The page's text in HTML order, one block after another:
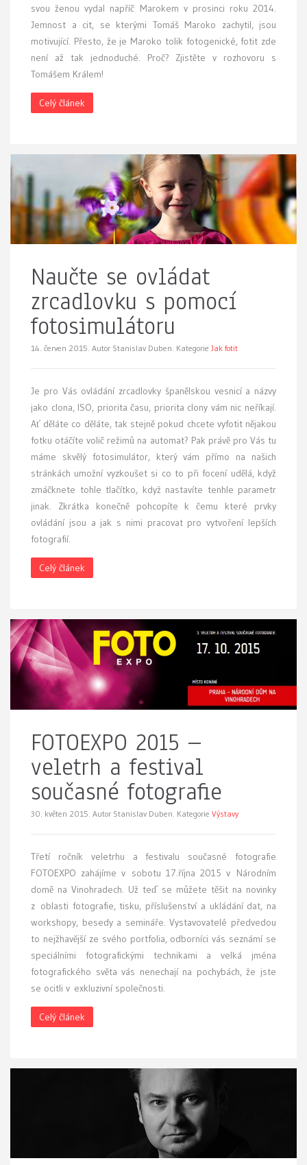
svou ženou vydal napříč Marokem v prosinci roku 2014.
Jemnost a cit, se kterými Tomáš Maroko zachytil, jsou
motivující. Přesto, že je Maroko tolik fotogenické, fotit zde
není až tak jednoduché. Proč? Zjistěte v rozhovoru s
Tomášem Králem!
Celý článek
Naučte se ovládat
zrcadlovku s pomocí
fotosimulátoru
14. červen 2015. Autor Stanislav Duben. Kategorie Jak fotit
Je pro Vás ovládání zrcadlovky španělskou vesnicí a názvy
jako clona, ISO, priorita času, priorita clony vám nic neříkají.
Ať děláte co děláte, tak stejně pokud chcete vyfotit nějakou
fotku otáčíte volič režimů na automat? Pak právě pro Vás tu
máme skvělý fotosimulátor, který vám přímo na našich
stránkách umožní vyzkoušet si co to při focení udělá, když
zmáčknete tohle tlačítko, když nastavíte tenhle parametr
jinak. Zkrátka konečně pohcopíte k čemu které prvky
ovládání jsou a jak s nimi pracovat pro vytvoření lepších
fotografií.
Celý článek
FOTOEXPO 2015 –
veletrh a festival
současné fotografie
30. květen 2015. Autor Stanislav Duben. Kategorie Výstavy
Třetí ročník veletrhu a festivalu současné fotografie
FOTOEXPO zahájíme v sobotu 17.října 2015 v Národním
domě na Vinohradech. Už teď se můžete těšit na novinky
z oblasti fotografie, tisku, příslušenství a ukládání dat, na
workshopy, besedy a semináře. Vystavovatelé předvedou
to nejžhavější ze svého portfolia, odborníci vás seznámí se
speciálními fotografickými technikami a velká jména
fotografického světa vás nenechají na pochybách, že jste
se ocitli v exkluzivní společnosti.
Celý článek